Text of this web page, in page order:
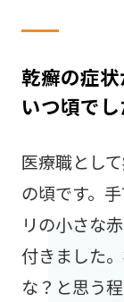
乾癬の症状
いつ頃でし
医療職とし
の頃です。
リの小さな
付きました
な？と思う